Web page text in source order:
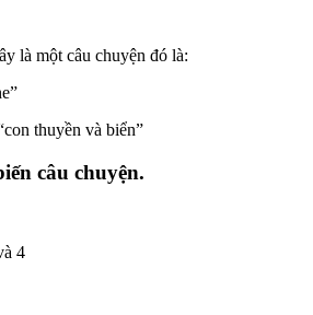
là một câu chuyện đó là:
thuyền và biển”
câu chuyện.
4